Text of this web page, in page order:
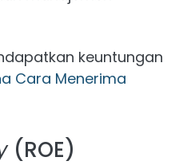
keuntungan
Cara Menerima
(ROE)